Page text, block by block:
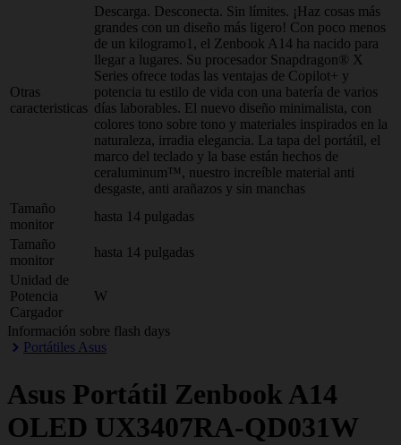
Otras
caracteristicas
Descarga. Desconecta. Sin límites. ¡Haz cosas más
grandes con un diseño más ligero! Con poco menos
de un kilogramo1, el Zenbook A14 ha nacido para
llegar a lugares. Su procesador Snapdragon® X
Series ofrece todas las ventajas de Copilot+ y
potencia tu estilo de vida con una batería de varios
días laborables. El nuevo diseño minimalista, con
colores tono sobre tono y materiales inspirados en la
naturaleza, irradia elegancia. La tapa del portátil, el
marco del teclado y la base están hechos de
ceraluminum™, nuestro increíble material anti
desgaste, anti arañazos y sin manchas
Tamaño
monitor
hasta 14 pulgadas
Tamaño
monitor
hasta 14 pulgadas
Unidad de
Potencia
Cargador
W
Información sobre flash days
Portátiles Asus
Asus Portátil Zenbook A14
OLED UX3407RA-QD031W